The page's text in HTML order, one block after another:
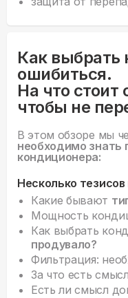
Как выбрать
ошибиться.
На что стоит
чтобы не
В этом обзоре мы
необходимо знать
кондиционера:
Несколько тезисов
Какие бывают
Мощность
Как выбрать
продувало?
Фильтрация:
За что есть
Есть ли смысл